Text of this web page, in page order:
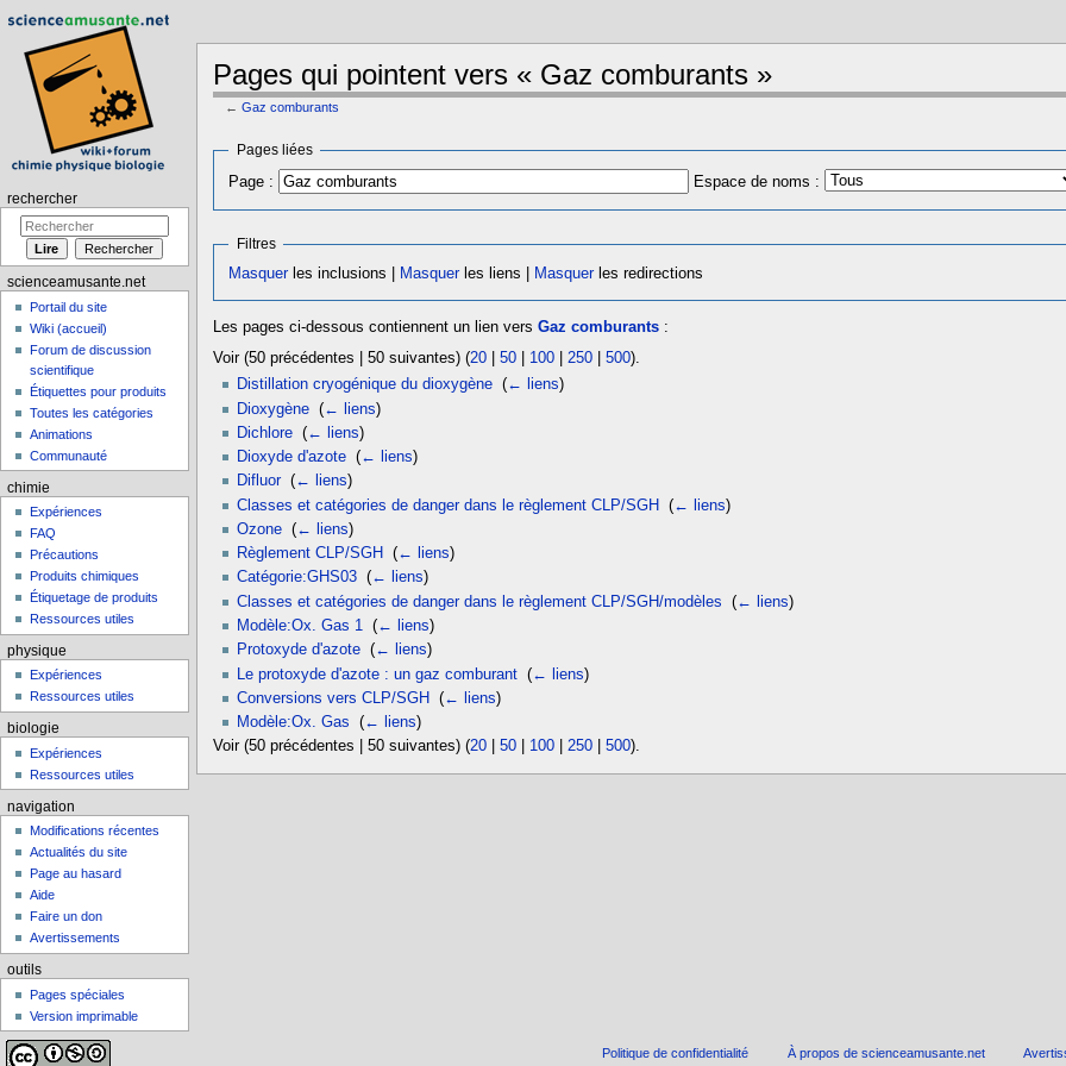
Pages qui pointent vers « Gaz comburants »
←Gaz comburants
Pages liées
Page :
Espace de noms :
Filtres
Masquerles inclusions | Masquerles liens | Masquerles redirections
Les pages ci-dessous contiennent un lien vers Gaz comburants:
Voir (50 précédentes | 50 suivantes) (20| 50| 100| 250| 500).
Distillation cryogénique du dioxygène ‎(← liens)
Dioxygène ‎(← liens)
Dichlore ‎(← liens)
Dioxyde d'azote ‎(← liens)
Difluor‎(← liens)
Classes et catégories de danger dans le règlement CLP/SGH ‎(← liens)
Ozone ‎(← liens)
Règlement CLP/SGH ‎(← liens)
Catégorie:GHS03 ‎(← liens)
Classes et catégories de danger dans le règlement CLP/SGH/modèles ‎(← liens)
Modèle:Ox. Gas 1 ‎(← liens)
Protoxyde d'azote ‎(← liens)
Le protoxyde d'azote : un gaz comburant ‎(← liens)
Conversions vers CLP/SGH ‎(← liens)
Modèle:Ox. Gas ‎(← liens)
Voir (50 précédentes | 50 suivantes) (20| 50| 100| 250| 500).
rechercher
scienceamusante.net
Portail du site
Wiki (accueil)
Forum de discussion
scientifique
Étiquettes pour produits
Toutes les catégories
Animations
Communauté
chimie
Expériences
FAQ
Précautions
Produits chimiques
Étiquetage de produits
Ressources utiles
physique
Expériences
Ressources utiles
biologie
Expériences
Ressources utiles
navigation
Modifications récentes
Actualités du site
Page au hasard
Aide
Faire un don
Avertissements
outils
Pages spéciales
Version imprimable
Politique de confidentialité À propos de scienceamusante.net